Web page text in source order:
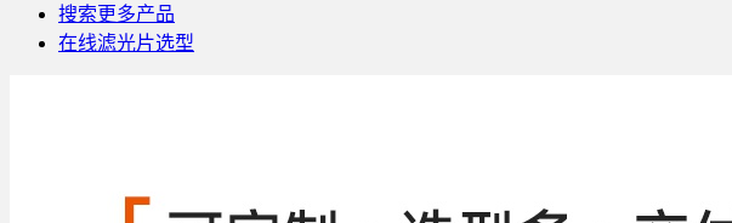
搜索更多产品
在线滤光片选型